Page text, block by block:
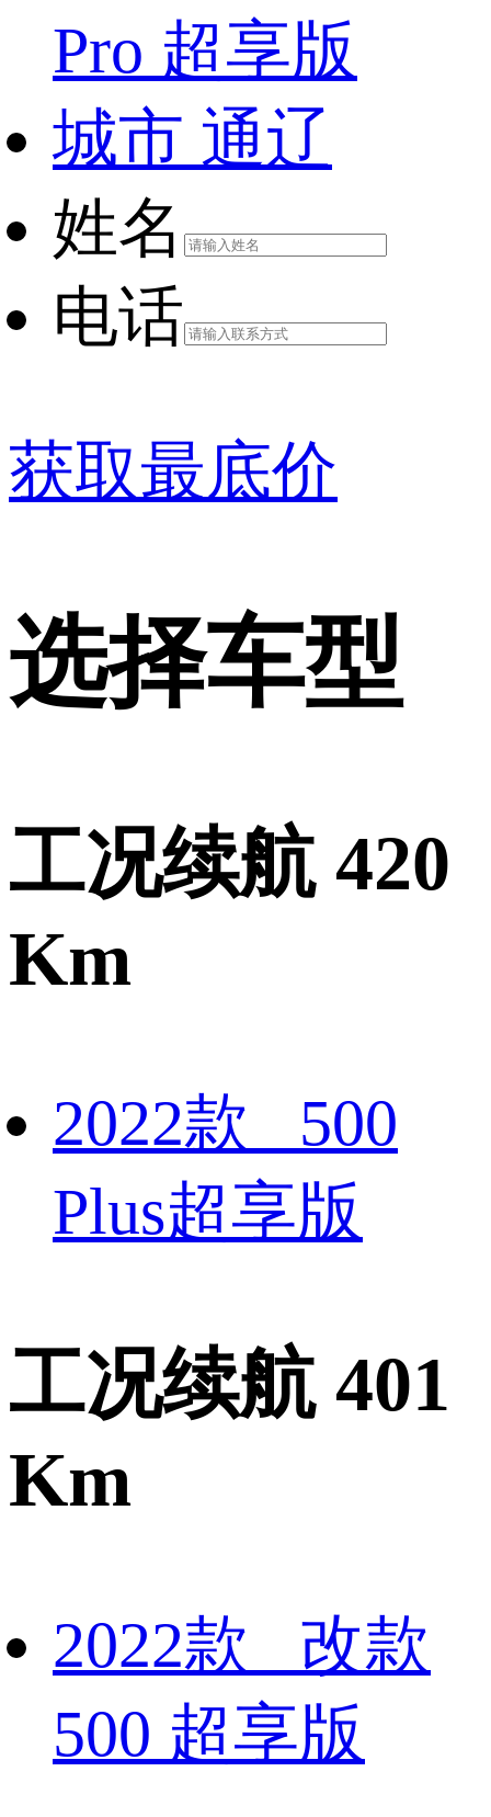
Pro 超享版
城市 通辽
姓名
电话
获取最底价
选择车型
工况续航 420
Km
2022款 500
Plus超享版
工况续航 401
Km
2022款 改款
500 超享版